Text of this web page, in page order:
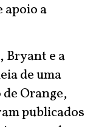
apoio a
Bryant e a
de uma
Orange,
publicados